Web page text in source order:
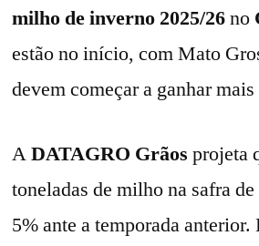
milho de inverno 2025/26no
estão no início, com Mato
devem começar a ganhar
ADATAGRO Grãos projeta
toneladas de milho na safra
5% ante a temporada